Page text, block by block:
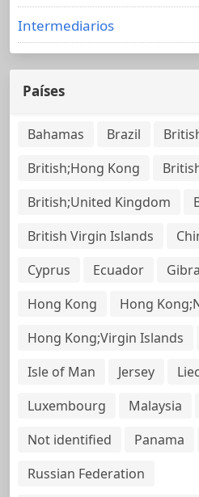
Intermediarios
Países
Bahamas Brazil
British;Hong Kong
British;United Kingdom
British Virgin Islands
Cyprus
Ecuador
Hong Kong
Hong
Hong Kong;Virgin Islands
Isle of Man
Jersey
Luxembourg
Malaysia
Not identified
Panama
Russian Federation